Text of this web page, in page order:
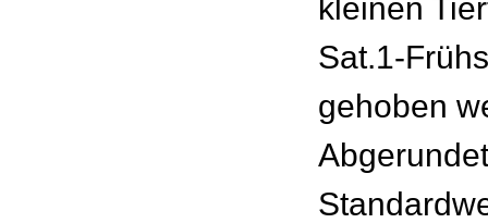
kleinen
Sat.1-
gehoben